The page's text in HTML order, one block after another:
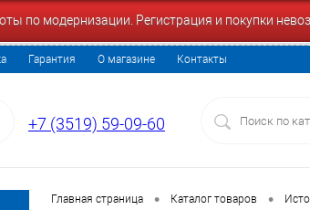
по модернизации. Регистрация и покупки
Гарантия О магазине Контакты
+7 (3519) 59-09-60
Главная страница • Каталог товаров •